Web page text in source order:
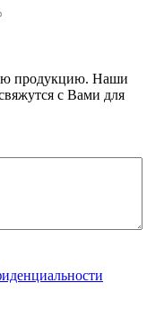
продукцию. Наши
с Вами для